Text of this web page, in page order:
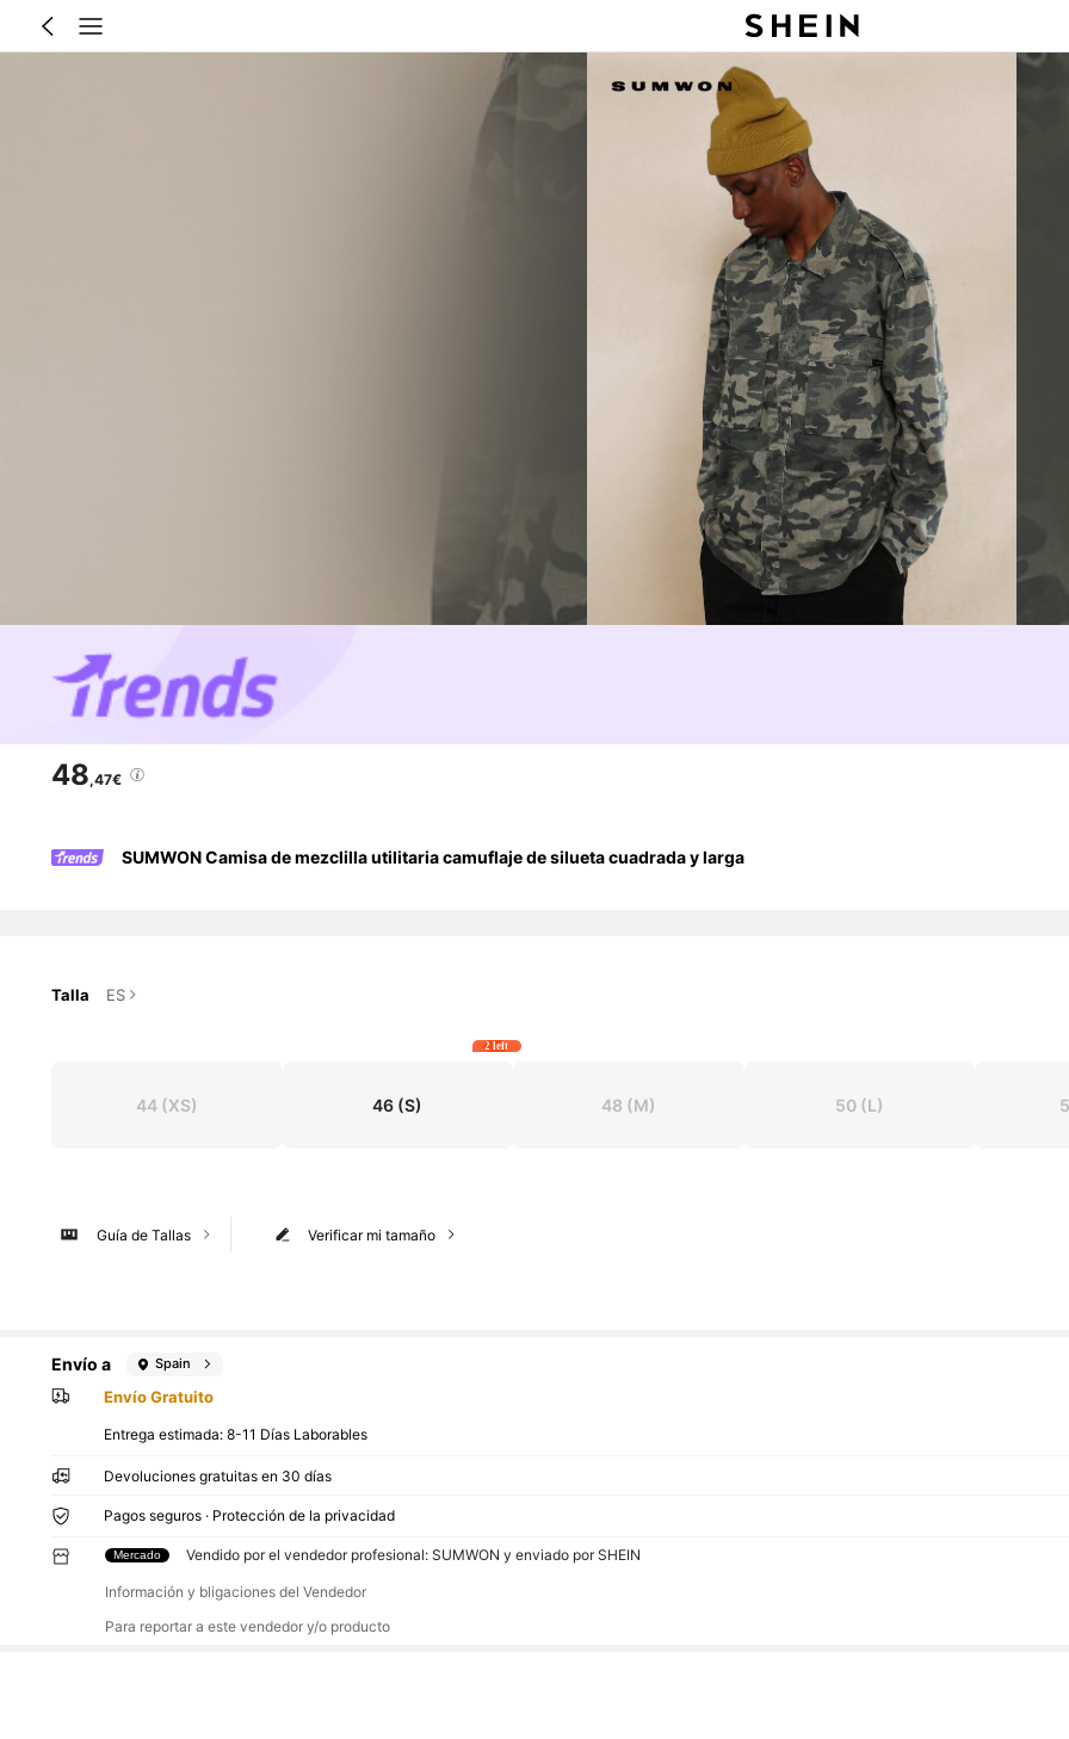
48,47€
SUMWON Camisa de mezclilla utilitaria camuflaje de silueta cuadrada y larga
Talla ES
44(XS) 46 (S)
2 left
48 (M) 50(L)
Verificar mi tamaño
Guía de Tallas
Envío a Spain
Envío Gratuito
Entrega estimada:8-11 Días Laborables
Devoluciones gratuitas en 30 días
Pagos seguros · Protección de la privacidad
Mercado Vendido por el vendedor profesional: SUMWON y enviado por SHEIN
Información y bligaciones del Vendedor
Para reportar a este vendedor y/o producto